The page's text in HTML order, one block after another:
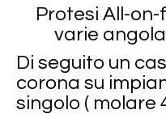
Di seguito un
corona su
singolo ( molare
Protesi All-on-
varie